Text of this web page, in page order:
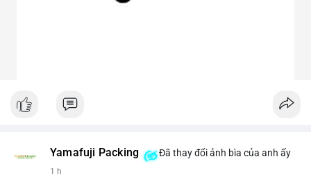
Yamafuji Packing Đã thay đổi ảnh bìa của anh ấy
1 h